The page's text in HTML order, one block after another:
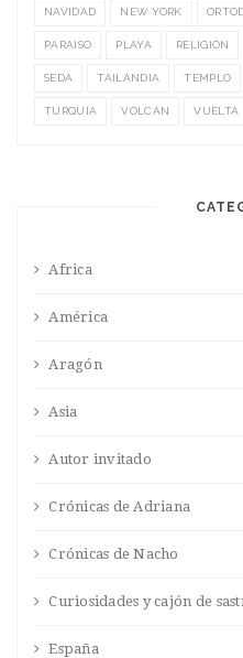
NAVIDAD NEW YORK
PARAISO PLAYA RELIGIÓN
SEDA TAILANDIA TEMPLO
TURQUÍA VOLCÁN VUELTA
Africa
América
Aragón
Asia
Autor invitado
Crónicas de Adriana
Crónicas de Nacho
Curiosidades y cajón de
España